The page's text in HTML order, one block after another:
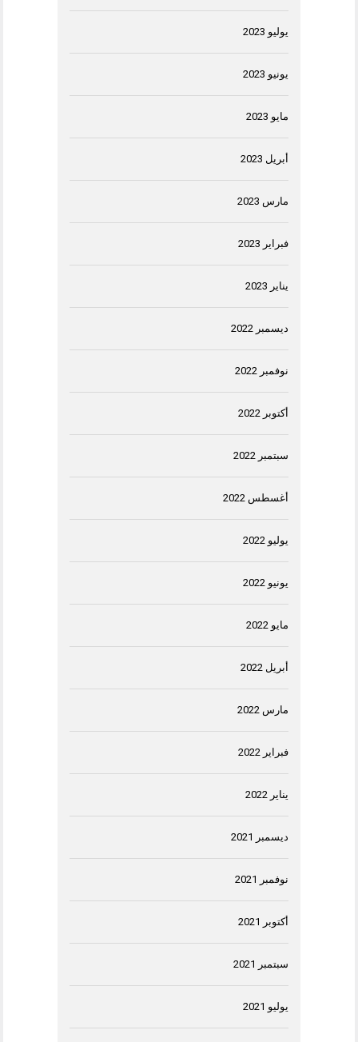
يوليو 2023
يونيو 2023
مايو 2023
أبريل 2023
مارس 2023
فبراير 2023
يناير 2023
ديسمبر 2022
نوفمبر 2022
أكتوبر 2022
سبتمبر 2022
أغسطس 2022
يوليو 2022
يونيو 2022
مايو 2022
أبريل 2022
مارس 2022
فبراير 2022
يناير 2022
ديسمبر 2021
نوفمبر 2021
أكتوبر 2021
سبتمبر 2021
يوليو 2021